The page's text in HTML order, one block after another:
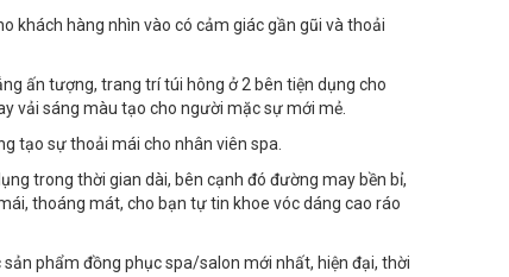
khách hàng nhìn vào có cảm giác gần gũi và thoải
ấn tượng, trang trí túi hông ở 2 bên tiện dụng cho
vải sáng màu tạo cho người mặc sự mới mẻ.
tạo sự thoải mái cho nhân viên spa.
trong thời gian dài, bên cạnh đó đường may bền bỉ,
thoáng mát, cho bạn tự tin khoe vóc dáng cao ráo
phẩm đồng phục spa/salon mới nhất, hiện đại, thời